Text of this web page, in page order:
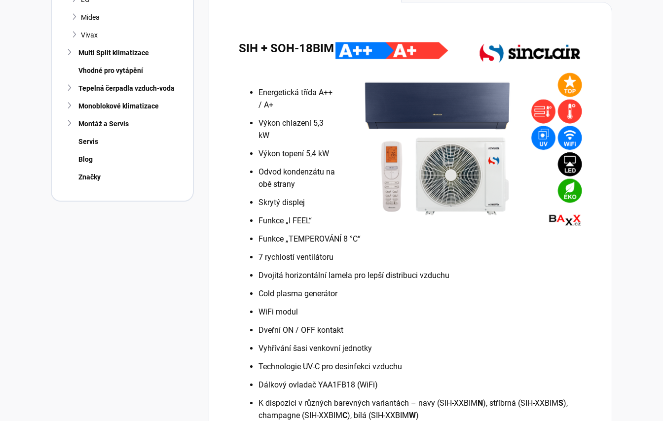
Midea
Vivax
Multi Split klimatizace
Vhodné pro vytápění
Tepelná čerpadla vzduch-voda
Monoblokové klimatizace
Montáž a Servis
Servis
Blog
Značky
SIH + SOH-18BIM
Energetická třída A++
/ A+
Výkon chlazení 5,3
kW
Výkon topení 5,4 kW
Odvod kondenzátu na
obě strany
Skrytý displej
Funkce „I FEEL“
Funkce „TEMPEROVÁNÍ 8 °C“
7 rychlostí ventilátoru
Dvojitá horizontální lamela pro lepší distribuci vzduchu
Cold plasma generátor
WiFi modul
Dveřní ON / OFF kontakt
Vyhřívání šasi venkovní jednotky
Technologie UV-C pro desinfekci vzduchu
Dálkový ovladač YAA1FB18 (WiFi)
K dispozici v různých barevných variantách – navy (SIH-XXBIMN), stříbrná (SIH-XXBIMS),
champagne (SIH-XXBIMC), bílá (SIH-XXBIMW)